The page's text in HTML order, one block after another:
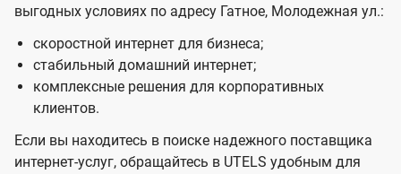
выгодных условиях по адресу Гатное, Молодежная ул.:
скоростной интернет для бизнеса;
стабильный домашний интернет;
комплексные решения для корпоративных
клиентов.
Если вы находитесь в поиске надежного поставщика
интернет-услуг, обращайтесь в UTELS удобным для